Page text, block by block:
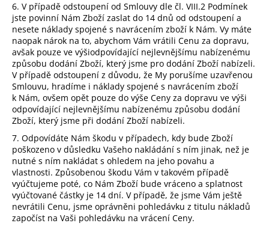
6. V případě odstoupení od Smlouvy dle čl. VIII.2 Podmínek
jste povinní Nám Zboží zaslat do 14 dnů od odstoupení a
nesete náklady spojené s navrácením zboží k Nám. Vy máte
naopak nárok na to, abychom Vám vrátili Cenu za dopravu,
avšak pouze ve výšiodpovídající nejlevnějšímu nabízenému
způsobu dodání Zboží, který jsme pro dodání Zboží nabízeli.
V případě odstoupení z důvodu, že My porušíme uzavřenou
Smlouvu, hradíme i náklady spojené s navrácením zboží
k Nám, ovšem opět pouze do výše Ceny za dopravu ve výši
odpovídající nejlevnějšímu nabízenému způsobu dodání
Zboží, který jsme při dodání Zboží nabízeli.
7. Odpovídáte Nám škodu v případech, kdy bude Zboží
poškozeno v důsledku Vašeho nakládání s ním jinak, než je
nutné s ním nakládat s ohledem na jeho povahu a
vlastnosti. Způsobenou škodu Vám v takovém případě
vyúčtujeme poté, co Nám Zboží bude vráceno a splatnost
vyúčtované částky je 14 dní. V případě, že jsme Vám ještě
nevrátili Cenu, jsme oprávněni pohledávku z titulu nákladů
započíst na Vaši pohledávku na vrácení Ceny.